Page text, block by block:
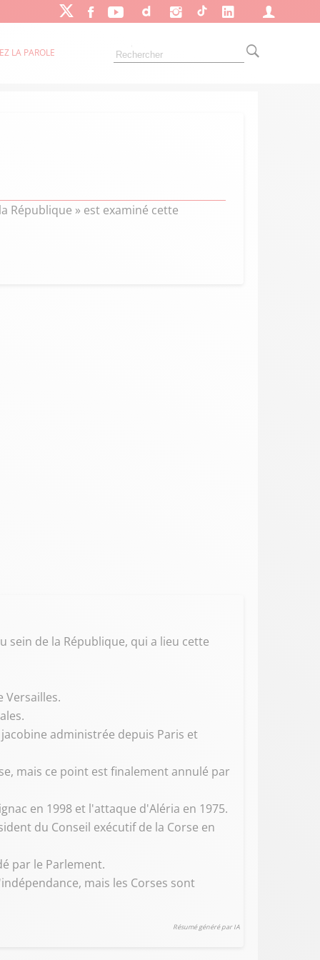
LA PAROLE
République » est examiné cette
de la République, qui a lieu cette
Versailles.
administrée depuis Paris et
mais ce point est finalement annulé par
en 1998 et l'attaque d'Aléria en 1975.
du Conseil exécutif de la Corse en
par le Parlement.
mais les Corses sont
Résumé généré par IA